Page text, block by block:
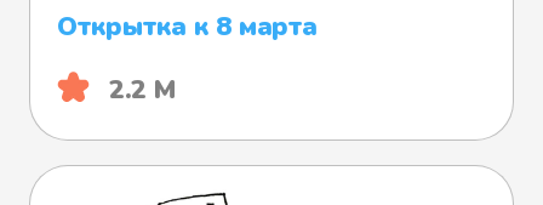
Открытка к 8 марта
2.2 М